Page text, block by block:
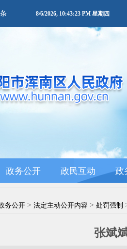
8/6/2026, 10:43:23 PM 星期四
政务公开 政民互动 政
务公开 > 法定主动公开内容 > 处罚强制
张斌